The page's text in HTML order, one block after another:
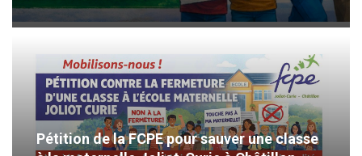
Pétition de la FCPE pour sauver une classe